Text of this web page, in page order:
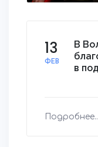
13
ФЕВ
В
в